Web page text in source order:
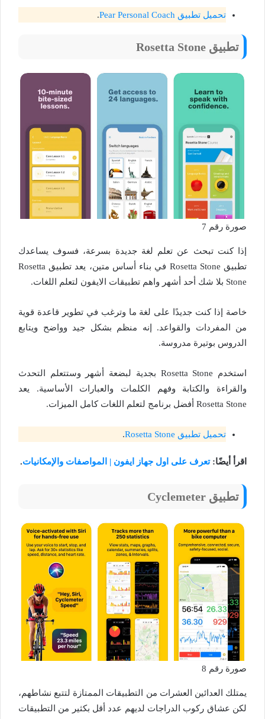
تحميل تطبيق Pear Personal Coach .
تطبيق Rosetta Stone
صورة رقم 7
إذا كنت تبحث عن تعلم لغة جديدة بسرعة، فسوف يساعدك
تطبيق Rosetta Stone في بناء أساس متين، يعد تطبيق Rosetta
Stone بلا شك أحد أشهر واهم تطبيقات الايفون لتعلم اللغات.
خاصة إذا كنت جديدًا على لغة ما وترغب في تطوير قاعدة قوية
من المفردات والقواعد. إنه منظم بشكل جيد وواضح ويتابع
الدروس بوتيرة مدروسة.
استخدم Rosetta Stone بجدية لبضعة أشهر وستتعلم التحدث
والقراءة والكتابة وفهم الكلمات والعبارات الأساسية. يعد
Rosetta Stone أفضل برنامج لتعلم اللغات كامل الميزات.
تحميل تطبيق Rosetta Stone .
اقرأ أيضًا:تعرف على اول جهاز ايفون | المواصفات والإمكانيات.
تطبيق Cyclemeter
صورة رقم 8
يمتلك العدائين العشرات من التطبيقات الممتازة لتتبع نشاطهم،
لكن عشاق ركوب الدراجات لديهم عدد أقل بكثير من التطبيقات